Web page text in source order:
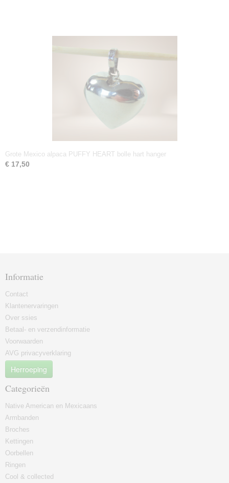
Grote Mexico alpaca PUFFY HEART bolle hart hanger
€ 17,50
Informatie
Contact
Klantenervaringen
Over ssies
Betaal- en verzendinformatie
Voorwaarden
AVG privacyverklaring
Herroeping
Categorieën
Native American en Mexicaans
Armbanden
Broches
Kettingen
Oorbellen
Ringen
Cool & collected